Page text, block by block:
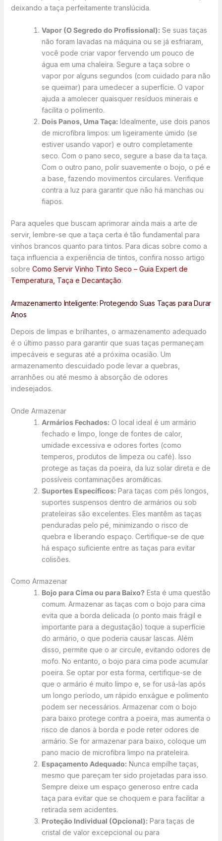
deixando a taça perfeitamente translúcida.
Vapor (O Segredo do Profissional):Se suas taças
não foram lavadas na máquina ou se já esfriaram,
você pode criar vapor fervendo um pouco de
água em uma chaleira. Segure a taça sobre o
vapor por alguns segundos (com cuidado para não
se queimar) para umedecer a superfície. O vapor
ajuda a amolecer quaisquer resíduos minerais e
facilita o polimento.
Dois Panos, Uma Taça:Idealmente, use dois panos
de microfibra limpos: um ligeiramente úmido (se
estiver usando vapor) e outro completamente
seco. Com o pano seco, segure a base da ta taça.
Com o outro pano, polir suavemente o bojo, o pé e
a base, fazendo movimentos circulares. Verifique
contra a luz para garantir que não há manchas ou
fiapos.
Para aqueles que buscam aprimorar ainda mais a arte de
servir, lembre-se que a taça certa é tão fundamental para
vinhos brancos quanto para tintos. Para dicas sobre como a
taça influencia a experiência de tintos, confira nosso artigo
sobre Como Servir Vinho Tinto Seco – Guia Expert de
Temperatura, Taça e Decantação.
Armazenamento Inteligente: Protegendo Suas Taças para Durar
Anos
Depois de limpas e brilhantes, o armazenamento adequado
é o último passo para garantir que suas taças permaneçam
impecáveis e seguras até a próxima ocasião. Um
armazenamento descuidado pode levar a quebras,
arranhões ou até mesmo à absorção de odores
indesejados.
Onde Armazenar
Armários Fechados:O local ideal é um armário
fechado e limpo, longe de fontes de calor,
umidade excessiva e odores fortes (como
temperos, produtos de limpeza ou café). Isso
protege as taças da poeira, da luz solar direta e de
possíveis contaminações aromáticas.
Suportes Específicos:Para taças com pés longos,
suportes suspensos dentro de armários ou sob
prateleiras são excelentes. Eles mantêm as taças
penduradas pelo pé, minimizando o risco de
quebra e liberando espaço. Certifique-se de que
há espaço suficiente entre as taças para evitar
colisões.
Como Armazenar
Bojo para Cima ou para Baixo?Esta é uma questão
comum. Armazenar as taças com o bojo para cima
evita que a borda delicada (o ponto mais frágil e
importante para a degustação) toque a superfície
do armário, o que poderia causar lascas. Além
disso, permite que o ar circule, evitando odores de
mofo. No entanto, o bojo para cima pode acumular
poeira. Se optar por esta forma, certifique-se de
que o armário é muito limpo e, se for usá-las após
um longo período, um rápido enxágue e polimento
podem ser necessários. Armazenar com o bojo
para baixo protege contra a poeira, mas aumenta o
risco de danos à borda e pode reter odores de
armário. Se for armazenar para baixo, coloque um
pano macio de microfibra limpo na prateleira.
Espaçamento Adequado:Nunca empilhe taças,
mesmo que pareçam ter sido projetadas para isso.
Sempre deixe um espaço generoso entre cada
taça para evitar que se choquem e para facilitar a
retirada sem acidentes.
Proteção Individual (Opcional):Para taças de
cristal de valor excepcional ou para